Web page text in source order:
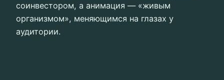
соинвестором, а анимация — «живым
организмом», меняющимся на глазах у
аудитории.